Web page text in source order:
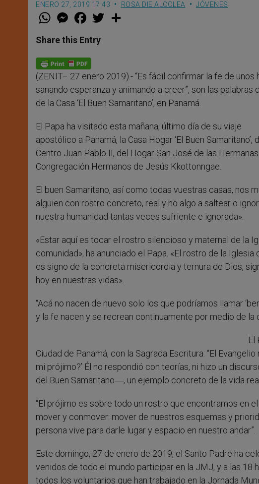
ENERO 27, 2019 17:43 ROSA DIE ALCOLEA JÓVENES
W
t
s
p
p
M
e
s
e
g
e
r
F
a
e
b
o
k
w
Share this Entry
(ZENIT– 27 enero 2019).- “Es fácil confirmar la fe de
sanando esperanza y animando a creer”, son las
de la Casa ‘El Buen Samaritano’, en Panamá.
El Papa ha visitado esta mañana, último día de su viaje
apostólico a Panamá, la Casa Hogar ‘El Buen
Centro Juan Pablo II, del Hogar San José de las
Congregación Hermanos de Jesús Kkottonngae.
El buen Samaritano, así como todas vuestras casas, nos
alguien con rostro concreto, real y no algo a saltear o
nuestra humanidad tantas veces sufriente e ignorada».
«Estar aquí es tocar el rostro silencioso y maternal de la
comunidad», ha anunciado el Papa. «El rostro de la
es signo de la concreta misericordia y ternura de Dios,
hoy en nuestras vidas».
“Acá no nacen de nuevo solo los que podríamos llamar
y la fe nacen y se recrean continuamente por medio de la
El
Ciudad de Panamá, con la Sagrada Escritura: “El
mi prójimo?’ Él no respondió con teorías, ni hizo un
del Buen Samaritano―, un ejemplo concreto de la vida
“El prójimo es sobre todo un rostro que encontramos en
mover y conmover: mover de nuestros esquemas y
persona vive para darle lugar y espacio en nuestro andar”.
Este domingo, 27 de enero de 2019, el Santo Padre ha
venidos de todo el mundo participar en la JMJ, y a las 18
todos los voluntarios que han trabajado en la Jornada